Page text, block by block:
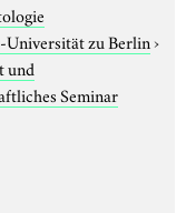
zu Berlin›
und
Seminar